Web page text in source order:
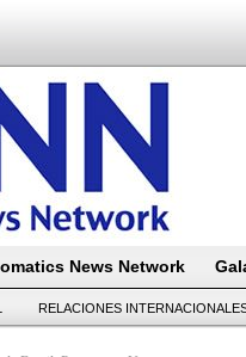
News Network
RELACIONES